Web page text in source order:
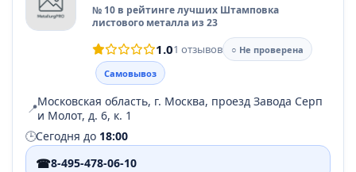
№ 10 в рейтинге лучших Штамповка
листового металла из 23
1.01 отзывов
○ Не проверена
Самовывоз
📍Московская область, г. Москва, проезд Завода Серп
и Молот, д. 6, к. 1
🕒Сегодня до 18:00
☎8-495-478-06-10